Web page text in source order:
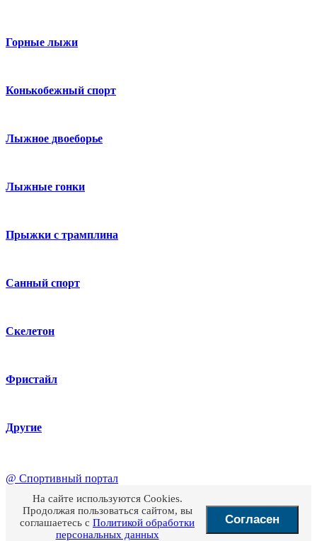
Горные лыжи
Конькобежный спорт
Лыжное двоеборье
Лыжные гонки
Прыжки с трамплина
Санный спорт
Скелетон
Фристайл
Другие
@ Спортивный портал
На сайте используются Cookies.
Продолжая пользоваться сайтом, вы
соглашаетесь с Политикой обработки
персональных данных
Согласен